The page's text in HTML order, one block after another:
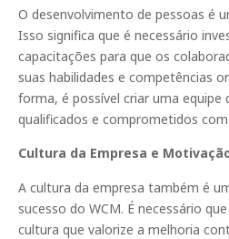
O desenvolvimento de pessoas é
Isso significa que é necessário
capacitações para que os
suas habilidades e competências
forma, é possível criar uma
qualificados e comprometidos
Cultura da Empresa e
A cultura da empresa também é
sucesso do WCM. É necessário
cultura que valorize a melhoria